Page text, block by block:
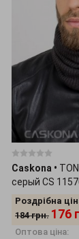
Caskona •
серый CS
Роздрібна
184 грн. 176
Оптова ціна: